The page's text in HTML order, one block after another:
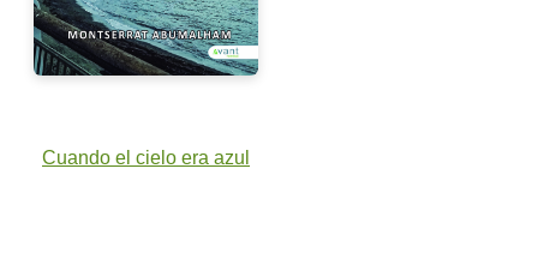
Cuando el cielo era azul